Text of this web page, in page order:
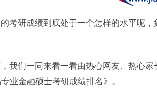
的考研成绩到底处于一个怎样的水平呢
我们一同来看一看由热心网友、热心
业金融硕士考研成绩排名》。